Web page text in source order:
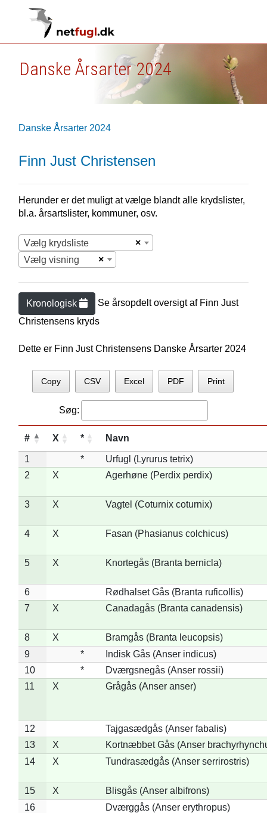
Danske Årsarter 2024
Danske Årsarter 2024
Finn Just Christensen
Herunder er det muligt at vælge blandt alle krydslister,
bl.a. årsartslister, kommuner, osv.
×
Vælg krydsliste
×
Vælg visning
Kronologisk Se årsopdelt oversigt af Finn Just
Christensens kryds
Dette er Finn Just Christensens Danske Årsarter 2024
Copy CSV Excel PDF Print
Søg:
# X * Navn
1 *
Urfugl (Lyrurus tetrix)
2
X Agerhøne (Perdix perdix)
3 X Vagtel (Coturnix coturnix)
4 X Fasan (Phasianus colchicus)
5 X Knortegås (Branta bernicla)
6
Rødhalset Gås (Branta ruficollis)
7
X Canadagås (Branta canadensis)
8 X
Bramgås (Branta leucopsis)
9
*
Indisk Gås (Anser indicus)
10
*
Dværgsnegås (Anser rossii)
11
X Grågås (Anser anser)
12
Tajgasædgås (Anser fabalis)
13
X
Kortnæbbet Gås (Anser
14
X Tundrasædgås (Anser serrirostris)
15 X
Blisgås (Anser albifrons)
16
Dværggås (Anser erythropus)